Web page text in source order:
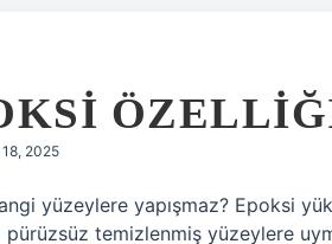
2025
yüzeylere yapışmaz? Epoksi
pürüzsüz temizlenmiş yüzeylere